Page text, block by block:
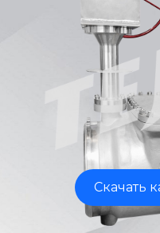
Скачать